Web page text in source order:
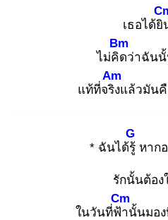
เธอได้ยิ
ไม่คิด
Bm
ว่าฉัน
แท้ที่จริง
Am
แล้วมันคื
* ฉันได้รู้
G
หาก
รักนั้นต้อง
ในวันที่ฟ้า
Cm
นั้นมอง